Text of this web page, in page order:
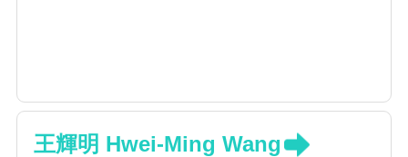
王輝明 Hwei-Ming Wang